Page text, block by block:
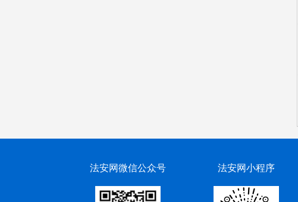
法安网微信公众号 法安网小程序